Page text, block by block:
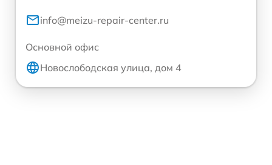
info@meizu-repair-center.ru
Основной офис
Новослободская улица, дом 4